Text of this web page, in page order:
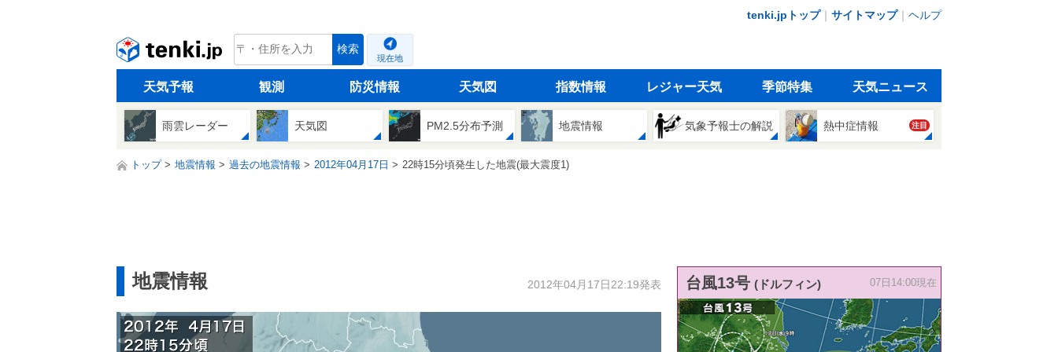
tenki.jpトップ｜ サイトマップ｜ ヘルプ
tenki.jp 検索
現在地
天気予報 観測 防災情報 天気図 指数情報 レジャー天気 季節特集 天気ニュース
雨雲レーダー 天気図 PM2.5分布予測 地震情報 気象予報士の解説 熱中症情報 注目
トップ 地震情報 過去の地震情報 2012年04月17日 22時15分頃発生した地震(最大震度1)
地震情報 2012年04月17日22:19発表 台風13号 (ドルフィン) 07日14:00現在